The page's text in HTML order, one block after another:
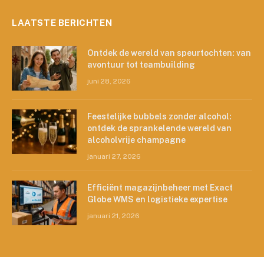
LAATSTE BERICHTEN
Ontdek de wereld van speurtochten: van
avontuur tot teambuilding
juni 28, 2026
Feestelijke bubbels zonder alcohol:
ontdek de sprankelende wereld van
alcoholvrije champagne
januari 27, 2026
Efficiënt magazijnbeheer met Exact
Globe WMS en logistieke expertise
januari 21, 2026